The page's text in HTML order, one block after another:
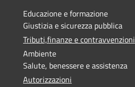
Educazione e formazione
Giustizia e sicurezza pubblica
Tributi,finanze e contravvenzioni
Ambiente
Salute, benessere e assistenza
Autorizzazioni